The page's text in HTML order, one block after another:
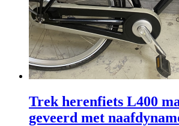
Trek herenfiets L400
geveerd met